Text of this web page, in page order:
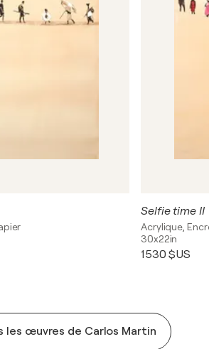
Selfie time II
Acrylique,
30x22in
1 530 $US
les œuvres de Carlos Martin